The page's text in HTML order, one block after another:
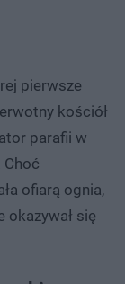
pierwsze
kościół
parafii w
Choć
ofiarą ognia,
okazywał się